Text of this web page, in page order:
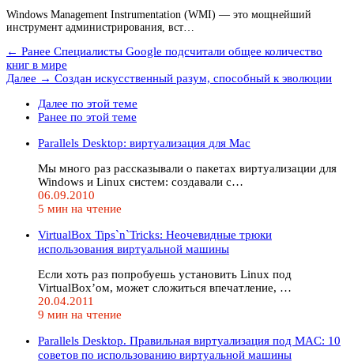
Windows Management Instrumentation (WMI) — это мощнейший
инструмент администрирования, вст…
← Ранее Специалисты Google подсчитали общее количество
книг в мире
Далее → Создан искусственный разум, способный к эволюции
Далее по этой теме
Ранее по этой теме
Parallels Desktop: виртуализация для Mac
Мы много раз рассказывали о пакетах виртуализации для
Windows и Linux систем: создавали с…
06.09.2010
5 мин на чтение
VirtualBox Tips`n`Tricks: Неочевидные трюки
использования виртуальной машины
Если хоть раз попробуешь установить Linux под
VirtualBox’ом, может сложиться впечатление, …
20.04.2011
9 мин на чтение
Parallels Desktop. Правильная виртуализация под MAC: 10
советов по использованию виртуальной машины